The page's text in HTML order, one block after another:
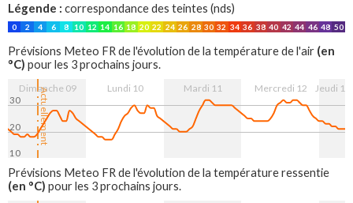
Légende : correspondance des teintes (nds)
0 2 4 6 8 10 12 14 16 18 20 22 24 26 28 30 32 34 36 38 40 42 44 46 48 50
Prévisions Meteo FR de l'évolution de la température de l'air (en
°C) pour les 3 prochains jours.
Actuellement
Dimanche 09 Lundi 10 Mardi 11 Mercredi 12 Jeudi 13
10
20
30
Prévisions Meteo FR de l'évolution de la température ressentie
(en °C) pour les 3 prochains jours.